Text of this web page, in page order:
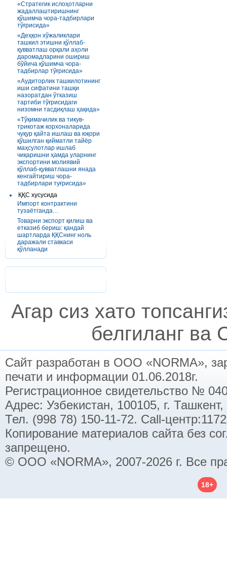
«Стратегик ислоҳотларни
жадаллаштиришнинг
қўшимча чора-тадбирлари
тўғрисида»
«Деҳқон хўжаликлари
ташкил этишни қўллаб-
қувватлаш орқали аҳоли
даромадларини ошириш
бўйича қўшимча чора-
тадбирлар тўғрисида»
«Аудиторлик ташкилотининг
иши сифатини ташқи
назоратдан ўтказиш
тартиби тўғрисидаги
низомни тасдиқлаш ҳақида»
«Тўқимачилик ва тикув-
трикотаж корхоналарида
чуқур қайта ишлаш ва юқори
қўшилган қийматли тайёр
маҳсулотлар ишлаб
чиқаришни ҳамда уларнинг
экспортини молиявий
қўллаб-қувватлашни янада
кенгайтириш чора-
тадбирлари туғрисида»
ҚҚС хусусида
Импорт контрактини
тузаётганда…
Товарни экспорт қилиш ва
етказиб бериш: қандай
шартларда ҚҚСнинг ноль
даражали ставкаси
қўлланади
Агар сиз хато
белгиланг ва
Сайт разработан в ООО «NORMA»,
печати и информации 01.06.2018г.
Регистрационное свидетельство №
Адрес: Узбекистан, 100105, г.
Тел. (998 78) 150-11-72. Call-
Копирование материалов сайта без
запрещено.
© ООО «NORMA», 2007-2026 г. Все
18+